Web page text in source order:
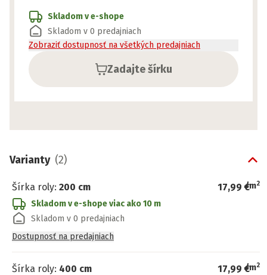
Zadajte šírku
Skladom v e-shope
Skladom v 0 predajniach
Zobraziť dostupnosť na všetkých predajniach
Varianty (2)
Šírka roly: 200 cm 17,99 €
/m2
Skladom v e-shopeviac ako 10 m
Skladom v 0 predajniach
Dostupnosť na predajniach
Šírka roly: 400 cm 17,99 €
/m2